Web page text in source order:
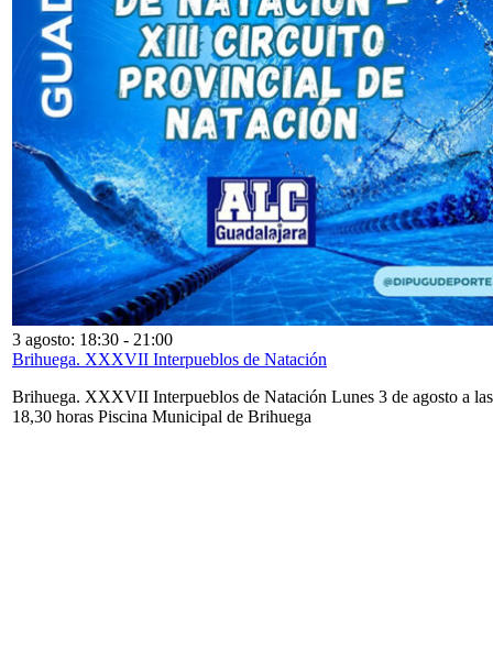
3 agosto: 18:30 - 21:00
Brihuega. XXXVII Interpueblos de Natación
Brihuega. XXXVII Interpueblos de Natación Lunes 3 de agosto a las
18,30 horas Piscina Municipal de Brihuega